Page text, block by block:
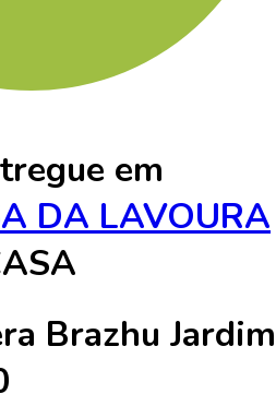
em
DA LAVOURA
Brazhu Jardim